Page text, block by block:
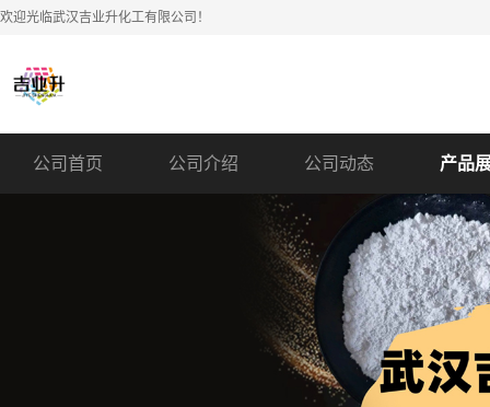
欢迎光临武汉吉业升化工有限公司！
公司首页 公司介绍 公司动态 产品